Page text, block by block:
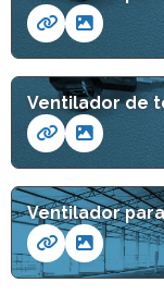
Ventilador de
Ventilador